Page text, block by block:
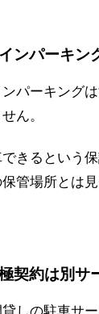
ンパーキン
パーキング
ん。
きるという
管場所とは
契約は別サ